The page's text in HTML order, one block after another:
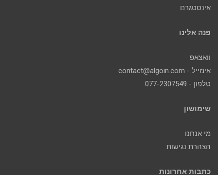
אינסטגרם
פנה אלינו
וואצאפ
אימייל - contact@algoin.com
טלפון - 077-2307549
שימושון
מי אנחנו
הצהרת נגישות
כתבות אחרונות